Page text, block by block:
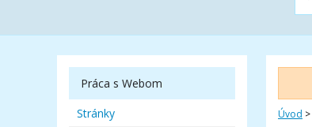
Úvod >
Práca s Webom
Stránky